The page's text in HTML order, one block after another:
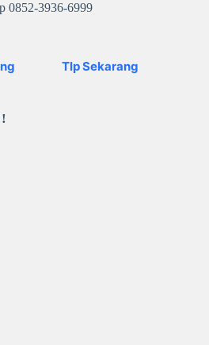
0852-3936-6999
Tlp Sekarang